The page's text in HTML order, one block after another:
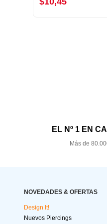
EL Nº 1 EN
Más de
NOVEDADES & OFERTAS
Design It!
Nuevos Piercings